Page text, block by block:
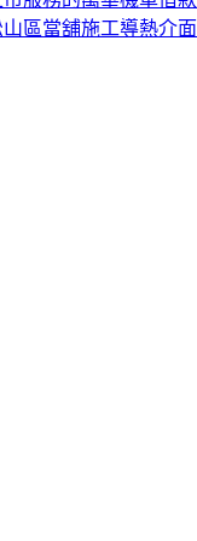
區當舖施工導熱介